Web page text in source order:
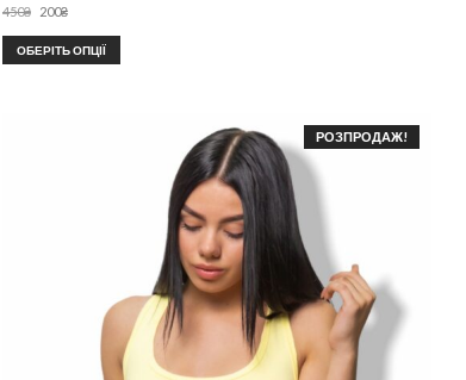
450₴ 200₴
ОБЕРІТЬ ОПЦІЇ
РОЗПРОДАЖ!